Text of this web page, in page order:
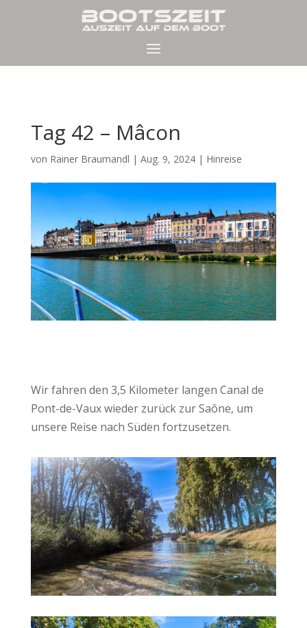
Tag 42 – Mâcon
von Rainer Braumandl | Aug. 9, 2024| Hinreise
Wir fahren den 3,5 Kilometer langen Canal de
Pont-de-Vaux wieder zurück zur Saône, um
unsere Reise nach Süden fortzusetzen.